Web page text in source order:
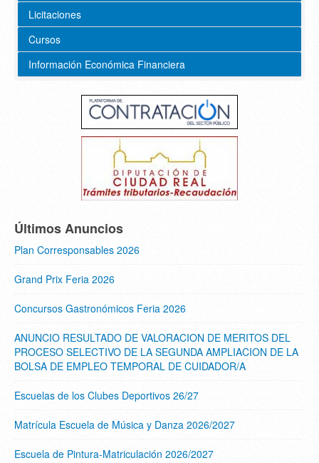
Licitaciones
Cursos
Información Económica Financiera
Últimos Anuncios
Plan Corresponsables 2026
Grand Prix Feria 2026
Concursos Gastronómicos Feria 2026
ANUNCIO RESULTADO DE VALORACION DE MERITOS DEL
PROCESO SELECTIVO DE LA SEGUNDA AMPLIACION DE LA
BOLSA DE EMPLEO TEMPORAL DE CUIDADOR/A
Escuelas de los Clubes Deportivos 26/27
Matrícula Escuela de Música y Danza 2026/2027
Escuela de Pintura-Matriculación 2026/2027